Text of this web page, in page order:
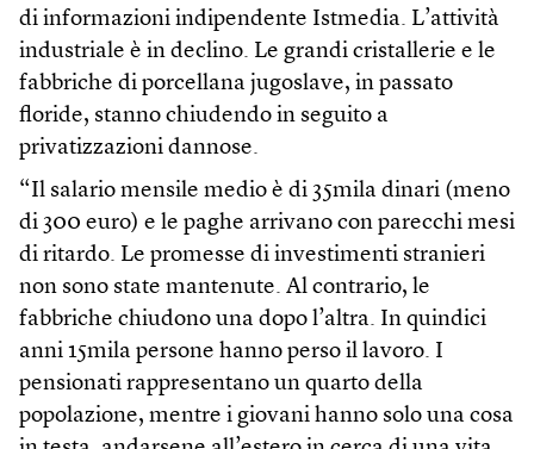
di informazioni indipendente Istmedia. L’attività
industriale è in declino. Le grandi cristallerie e le
fabbriche di porcellana jugoslave, in passato
floride, stanno chiudendo in seguito a
privatizzazioni dannose.
“Il salario mensile medio è di 35mila dinari (meno
di 300 euro) e le paghe arrivano con parecchi mesi
di ritardo. Le promesse di investimenti stranieri
non sono state mantenute. Al contrario, le
fabbriche chiudono una dopo l’altra. In quindici
anni 15mila persone hanno perso il lavoro. I
pensionati rappresentano un quarto della
popolazione, mentre i giovani hanno solo una cosa